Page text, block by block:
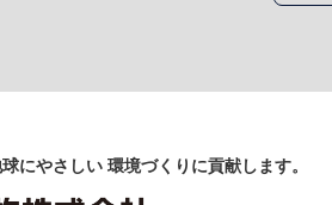
にやさしい 環境づくりに貢献します。